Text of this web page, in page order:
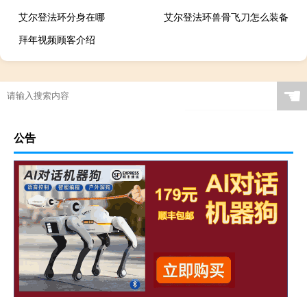
艾尔登法环分身在哪
艾尔登法环兽骨飞刀怎么装备
拜年视频顾客介绍
☚
公告